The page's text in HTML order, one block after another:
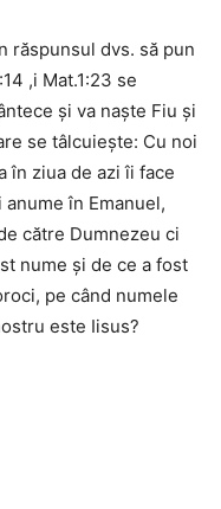
răspunsul dvs. să pun
,i Mat.1:23 se
şi va naşte Fiu şi
se tâlcuieşte: Cu noi
în ziua de azi îi face
în Emanuel,
către Dumnezeu ci
nume şi de ce a fost
pe când numele
este Iisus?